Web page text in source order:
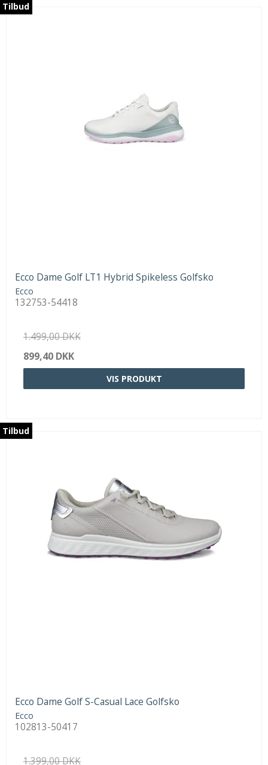
Tilbud
Ecco Dame Golf LT1 Hybrid Spikeless Golfsko
Ecco
132753-54418
1.499,00 DKK
899,40 DKK
VIS PRODUKT
Tilbud
Ecco Dame Golf S-Casual Lace Golfsko
Ecco
102813-50417
1.399,00 DKK